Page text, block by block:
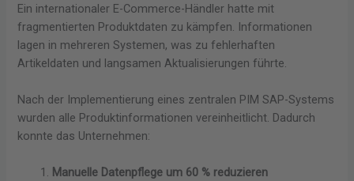
Ein internationaler E-Commerce-Händler hatte mit
fragmentierten Produktdaten zu kämpfen. Informationen
lagen in mehreren Systemen, was zu fehlerhaften
Artikeldaten und langsamen Aktualisierungen führte.
Nach der Implementierung eines zentralen PIM SAP-Systems
wurden alle Produktinformationen vereinheitlicht. Dadurch
konnte das Unternehmen:
Manuelle Datenpflege um 60 % reduzieren